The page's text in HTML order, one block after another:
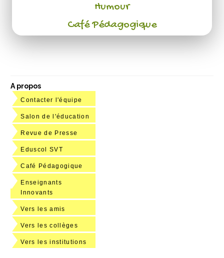
Humour
Café Pédagogique
A propos
Contacter l'équipe
Salon de l'éducation
Revue de Presse
Eduscol SVT
Café Pédagogique
Enseignants
Innovants
Vers les amis
Vers les collèges
Vers les institutions